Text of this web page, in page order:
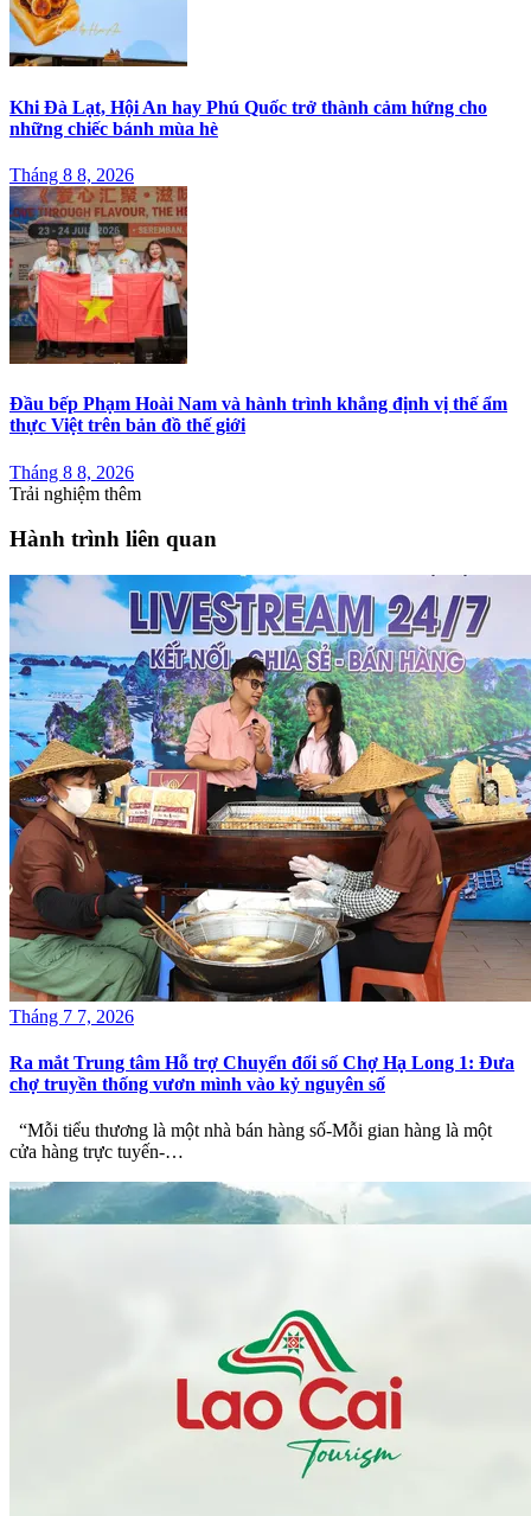
Khi Đà Lạt, Hội An hay Phú Quốc trở thành cảm hứng cho
những chiếc bánh mùa hè
Tháng 8 8, 2026
Đầu bếp Phạm Hoài Nam và hành trình khẳng định vị thế ẩm
thực Việt trên bản đồ thế giới
Tháng 8 8, 2026
Trải nghiệm thêm
Hành trình liên quan
Tháng 7 7, 2026
Ra mắt Trung tâm Hỗ trợ Chuyển đổi số Chợ Hạ Long 1: Đưa
chợ truyền thống vươn mình vào kỷ nguyên số
“Mỗi tiểu thương là một nhà bán hàng số-Mỗi gian hàng là một
cửa hàng trực tuyến-…